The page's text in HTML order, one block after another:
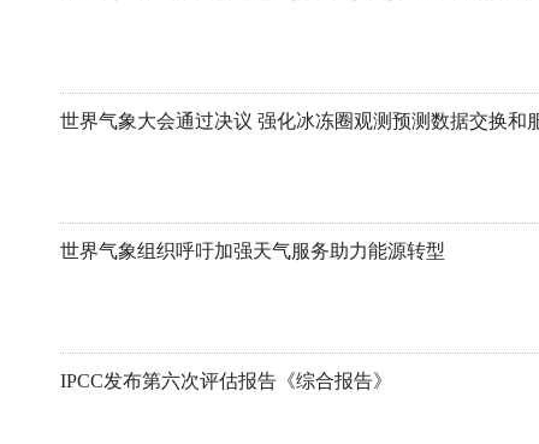
世界气象大会通过决议 强化冰冻圈观测预测数据交换和
世界气象组织呼吁加强天气服务助力能源转型
IPCC发布第六次评估报告《综合报告》